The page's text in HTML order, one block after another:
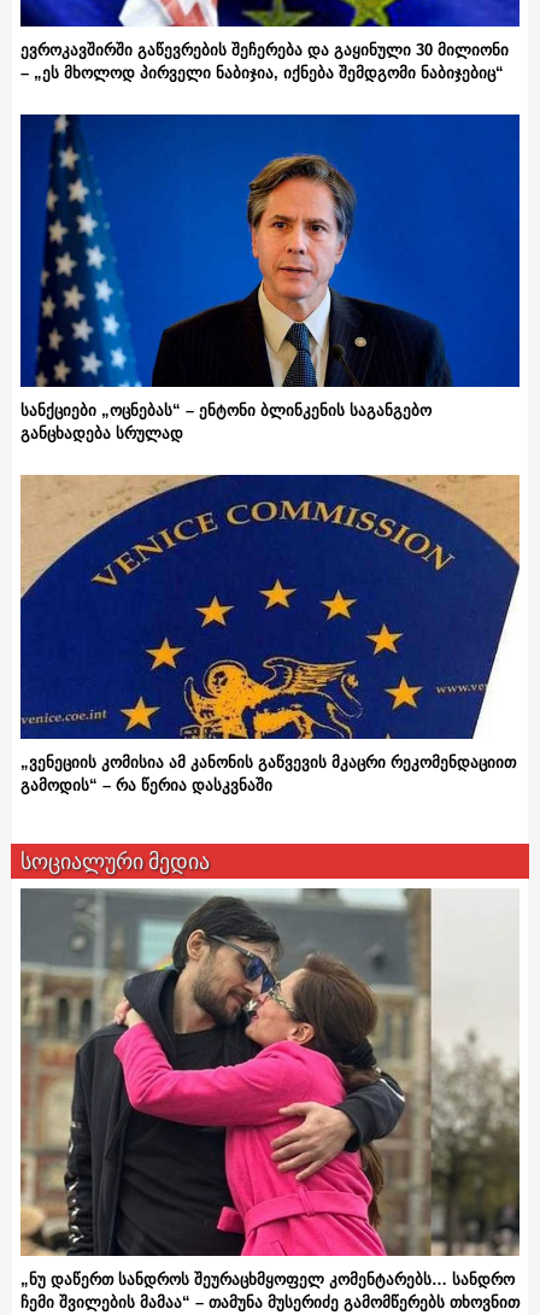
ევროკავშირში გაწევრების შეჩერება და გაყინული 30 მილიონი
– „ეს მხოლოდ პირველი ნაბიჯია, იქნება შემდგომი ნაბიჯებიც“
სანქციები „ოცნებას“ – ენტონი ბლინკენის საგანგებო
განცხადება სრულად
„ვენეციის კომისია ამ კანონის გაწვევის მკაცრი რეკომენდაციით
გამოდის“ – რა წერია დასკვნაში
სოციალური მედია
„ნუ დაწერთ სანდროს შეურაცხმყოფელ კომენტარებს… სანდრო
ჩემი შვილების მამაა“ – თამუნა მუსერიძე გამომწერებს თხოვნით